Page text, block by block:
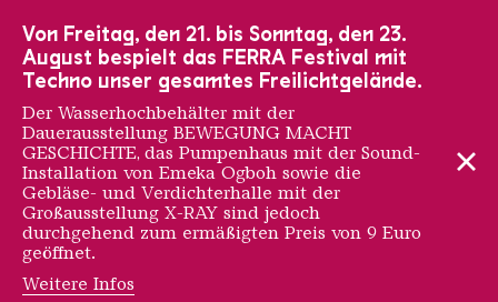
Von Freitag, den 21. bis Sonntag, den 23.
August bespielt das FERRA Festival mit
Techno unser gesamtes Freilichtgelände.
Der Wasserhochbehälter mit der
Dauerausstellung BEWEGUNG MACHT
GESCHICHTE, das Pumpenhaus mit der Sound-
Installation von Emeka Ogboh sowie die
Gebläse- und Verdichterhalle mit der
Großausstellung X-RAY sind jedoch
durchgehend zum ermäßigten Preis von 9 Euro
geöffnet.
Weitere Infos